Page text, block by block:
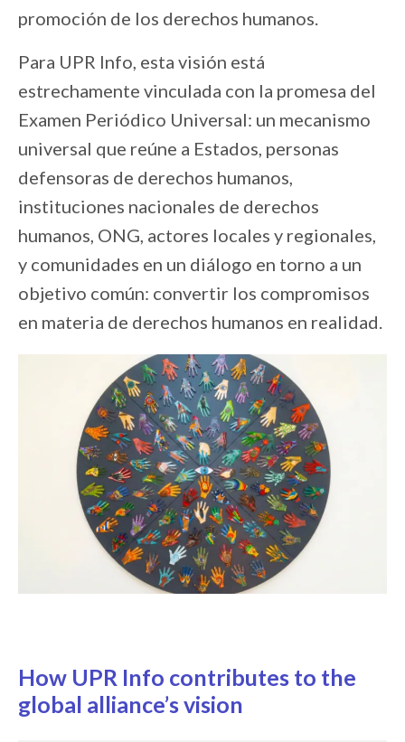
promoción de los derechos humanos.
Para UPR Info, esta visión está
estrechamente vinculada con la promesa del
Examen Periódico Universal: un mecanismo
universal que reúne a Estados, personas
defensoras de derechos humanos,
instituciones nacionales de derechos
humanos, ONG, actores locales y regionales,
y comunidades en un diálogo en torno a un
objetivo común: convertir los compromisos
en materia de derechos humanos en realidad.
How UPR Info contributes to the
global alliance’s vision